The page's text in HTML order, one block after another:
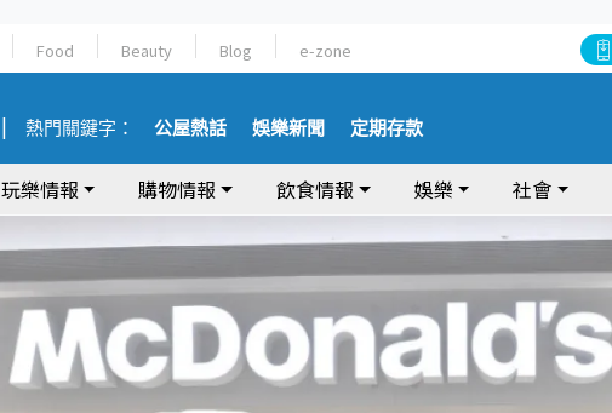
Food Beauty Blog e-zone
熱門關鍵字： 公屋熱話 娛樂新聞 定期存款
玩樂情報 購物情報 飲食情報 娛樂 社會